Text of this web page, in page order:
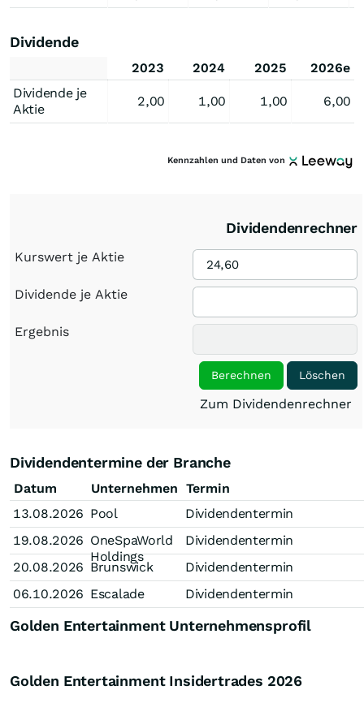
Dividende
2023 2024 2025
2026e
Dividende je
Aktie
2,00 1,00 1,00 6,00
Kennzahlen und Daten von
Dividendenrechner
Kurswert je Aktie
Dividende je Aktie
Ergebnis
Löschen
Berechnen
Zum Dividendenrechner
Dividendentermine der Branche
Datum Unternehmen Termin
13.08.2026 Pool
Dividendentermin
19.08.2026 OneSpaWorld
Holdings
Dividendentermin
20.08.2026 Brunswick
Dividendentermin
06.10.2026 Escalade Dividendentermin
Golden Entertainment Unternehmensprofil
Golden Entertainment Insidertrades 2026